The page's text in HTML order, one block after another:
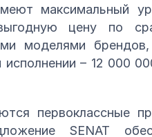
максимальный
цену по
моделями
– 12 000
первоклассные
SENAT